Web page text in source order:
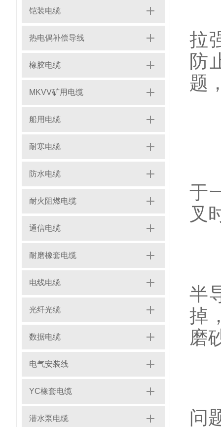
铠装电缆
热电偶补偿导线
橡胶电缆
MKVV矿用电缆
船用电缆
耐寒电缆
防水电缆
耐火阻燃电缆
通信电缆
耐磨橡套电缆
电线电缆
光纤光缆
数据电缆
电气安装线
YC橡套电缆
潜水泵电缆
拉
防
题
于
叉
半
掉
磨
问